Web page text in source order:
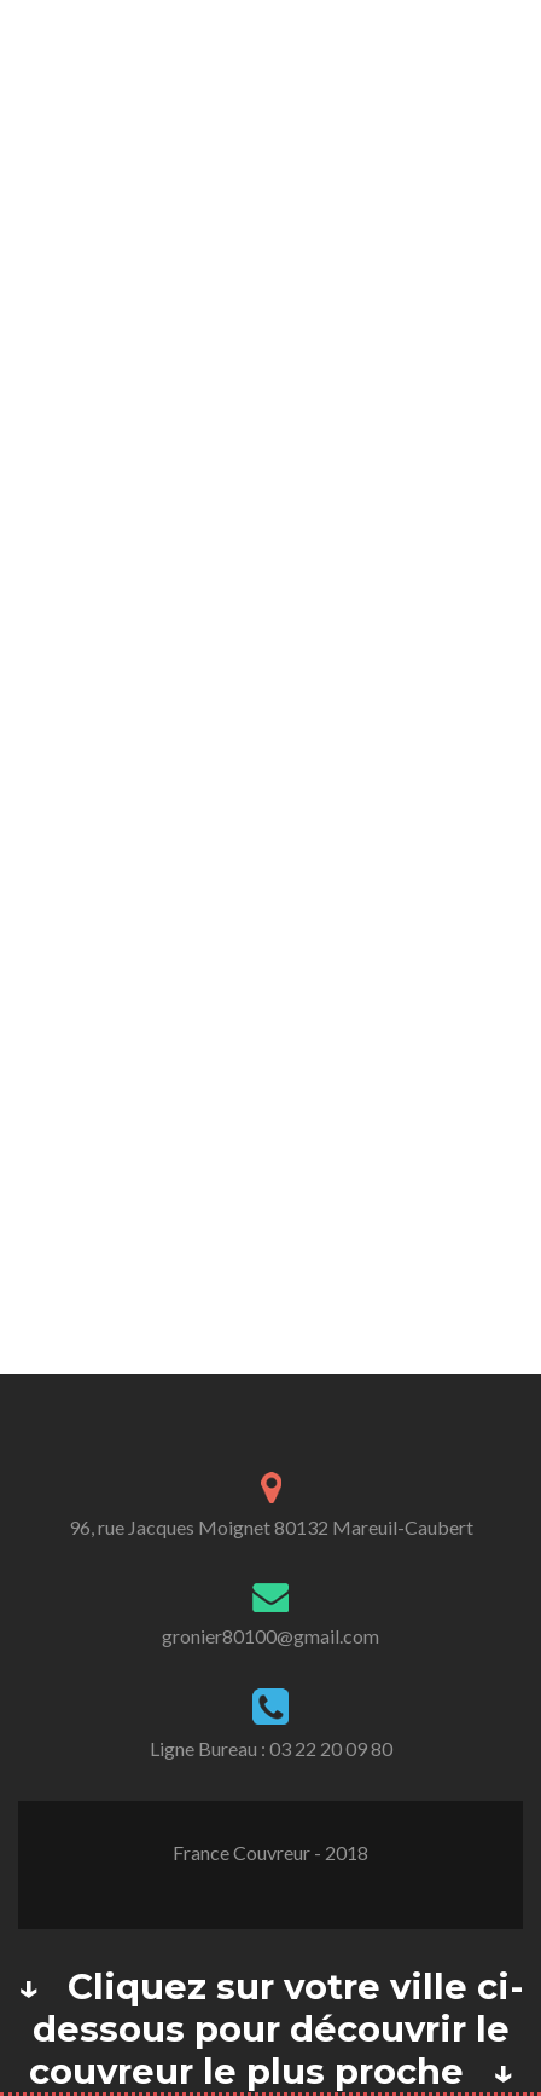
96, rue Jacques Moignet 80132 Mareuil-Caubert
gronier80100@gmail.com
Ligne Bureau : 03 22 20 09 80
France Couvreur - 2018
↓ Cliquez sur votre ville ci-
dessous pour découvrir le
couvreur le plus proche ↓